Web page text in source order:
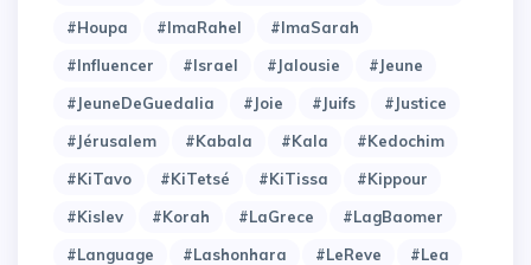
#Houpa
#ImaRahel
#ImaSarah
#Influencer
#Israel #Jalousie
#Jeune
#JeuneDeGuedalia
#Joie #Juifs
#Justice
#Jérusalem
#Kabala #Kala
#Kedochim
#KiTavo
#KiTetsé #KiTissa
#Kippour
#Kislev
#Korah #LaGrece
#LagBaomer
#Language
#Lashonhara #LeReve
#Lea